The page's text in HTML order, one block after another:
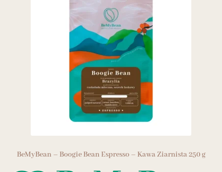
BeMyBean – Boogie Bean Espresso – Kawa Ziarnista 250 g